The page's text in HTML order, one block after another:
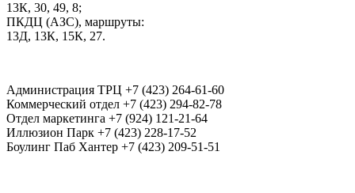
13К, 30, 49, 8;
ПКДЦ (АЗС), маршруты:
13Д, 13К, 15К, 27.
Администрация ТРЦ +7 (423) 264-61-60
Коммерческий отдел +7 (423) 294-82-78
Отдел маркетинга +7 (924) 121-21-64
Иллюзион Парк +7 (423) 228-17-52
Боулинг Паб Хантер +7 (423) 209-51-51